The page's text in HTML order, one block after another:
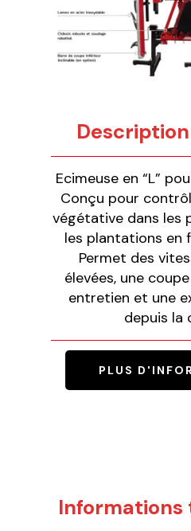
Ecimeuse en “L”
Conçu pour
végétative dans les
les plantations en
Permet des
élevées, une
entretien et une
depuis la
PLUS
Informations